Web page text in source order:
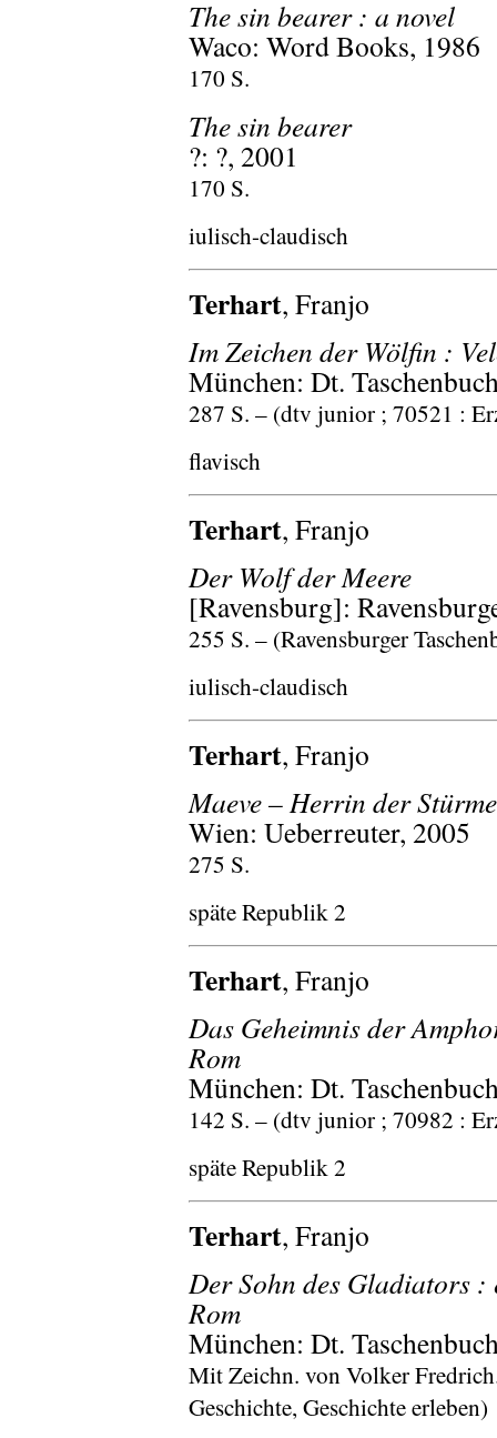
The sin bearer : a novel
Waco: Word Books, 1986
170 S.
The sin bearer
?: ?, 2001
170 S.
iulisch-claudisch
Terhart, Franjo
Im Zeichen der Wölfin :
München: Dt.
287 S. – (dtv junior ; 70521 :
flavisch
Terhart, Franjo
Der Wolf der Meere
[Ravensburg]:
255 S. – (Ravensburger
iulisch-claudisch
Terhart, Franjo
Maeve – Herrin der Stürme
Wien: Ueberreuter, 2005
275 S.
späte Republik 2
Terhart, Franjo
Das Geheimnis der
Rom
München: Dt.
142 S. – (dtv junior ; 70982 :
späte Republik 2
Terhart, Franjo
Der Sohn des Gladiators
Rom
München: Dt.
Mit Zeichn. von Volker
Geschichte, Geschichte erleben)